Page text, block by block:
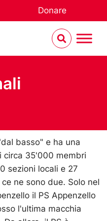
Donare
basso" e ha una
circa 35'000 membri
sezioni locali e 27
ne sono due. Solo nel
il PS Appenzello
l'ultima macchia